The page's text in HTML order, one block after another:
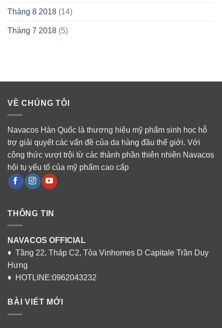
Tháng 8 2018 (14)
Tháng 7 2018 (5)
VỀ CHÚNG TÔI
Navacos Hàn Quốc là thương hiệu mỹ phẩm sinh học hỗ
trợ giải quyết các vấn đề của da hàng đầu thế giới. Với
công thức vượt trội từ các thành phần thiên nhiên Navacos
hội tụ yếu tố của mỹ phẩm cao cấp
THÔNG TIN
NAVACOS OFFICIAL
♦ Tầng 22, Tháp C2, Tòa Vinhomes D Capitale Trần Duy
Hưng
♦ HOTLINE:0962043232
BÀI VIẾT MỚI